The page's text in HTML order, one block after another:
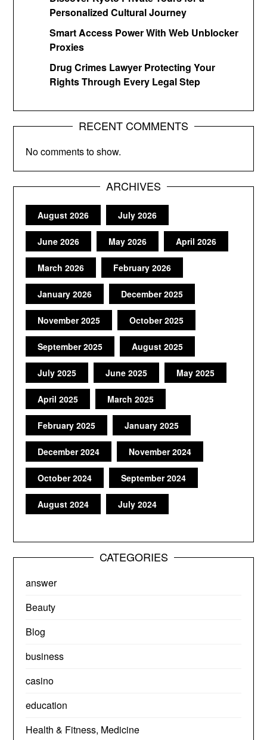
Personalized Cultural Journey
Smart Access Power With Web Unblocker
Proxies
Drug Crimes Lawyer Protecting Your
Rights Through Every Legal Step
RECENT COMMENTS
No comments to show.
ARCHIVES
August 2026 July 2026
June 2026 May 2026 April 2026
March 2026 February 2026
January 2026 December 2025
November 2025 October 2025
September 2025 August 2025
July 2025 June 2025 May 2025
April 2025 March 2025
February 2025 January 2025
December 2024 November 2024
October 2024 September 2024
August 2024 July 2024
CATEGORIES
answer
Beauty
Blog
business
casino
education
Health & Fitness, Medicine